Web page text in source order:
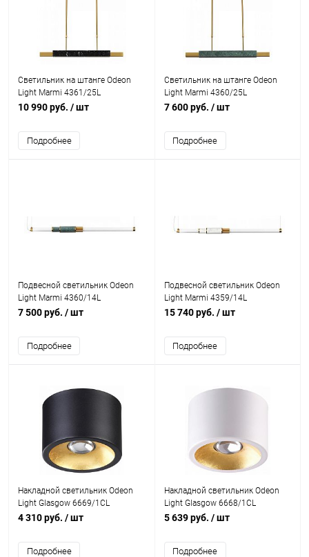
Светильник на штанге Odeon
Light Marmi 4361/25L
10 990 руб. / шт
Подробнее
Светильник на штанге Odeon
Light Marmi 4360/25L
7 600 руб. / шт
Подробнее
Подвесной светильник Odeon
Light Marmi 4360/14L
7 500 руб. / шт
Подробнее
Подвесной светильник Odeon
Light Marmi 4359/14L
15 740 руб. / шт
Подробнее
Накладной светильник Odeon
Light Glasgow 6669/1CL
4 310 руб. / шт
Подробнее
Накладной светильник Odeon
Light Glasgow 6668/1CL
5 639 руб. / шт
Подробнее